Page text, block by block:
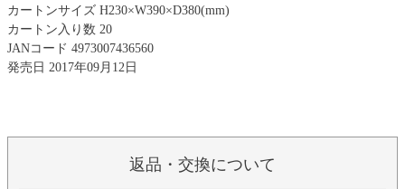
カートンサイズ H230×W390×D380(mm)
カートン入り数 20
JANコード 4973007436560
発売日 2017年09月12日
返品・交換について